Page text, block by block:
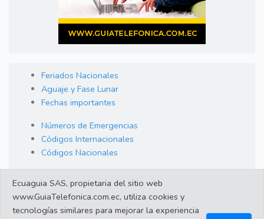
Feriados Nacionales
Aguaje y Fase Lunar
Fechas importantes
Números de Emergencias
Códigos Internacionales
Códigos Nacionales
Cambio de Divisas
Enlaces de interes
Ecuaguia SAS, propietaria del sitio web
www.GuiaTelefonica.com.ec, utiliza cookies y
tecnologías similares para mejorar la experiencia